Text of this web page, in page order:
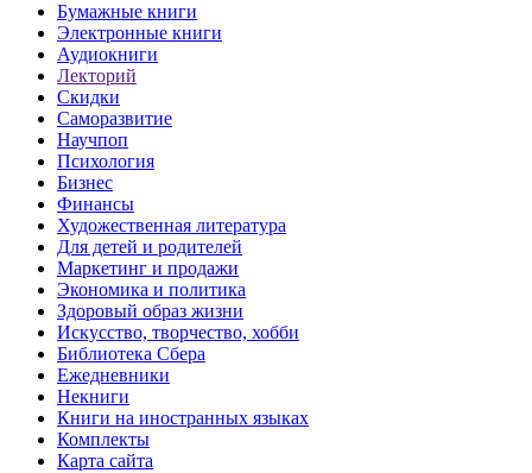
Бумажные книги
Электронные книги
Аудиокниги
Лекторий
Скидки
Саморазвитие
Научпоп
Психология
Бизнес
Финансы
Художественная литература
Для детей и родителей
Маркетинг и продажи
Экономика и политика
Здоровый образ жизни
Искусство, творчество, хобби
Библиотека Сбера
Ежедневники
Некниги
Книги на иностранных языках
Комплекты
Карта сайта